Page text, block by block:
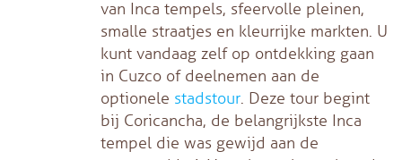
van Inca tempels, sfeervolle pleinen,
smalle straatjes en kleurrijke markten. U
kunt vandaag zelf op ontdekking gaan
in Cuzco of deelnemen aan de
optionele stadstour. Deze tour begint
bij Coricancha, de belangrijkste Inca
tempel die was gewijd aan de